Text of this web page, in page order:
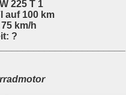
225 T 1
auf 100 km
km/h
?